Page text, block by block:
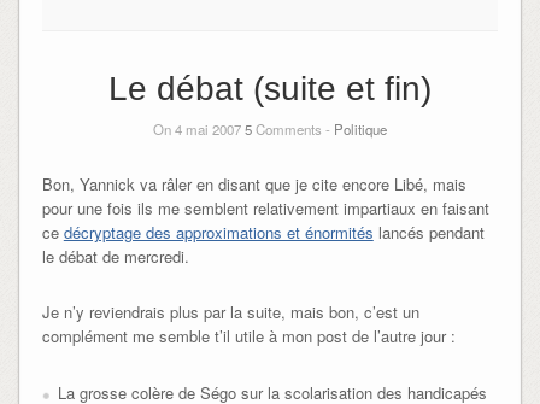
Le débat (suite et fin)
On 4 mai 20075Comments - Politique
Bon, Yannick va râler en disant que je cite encore Libé, mais
pour une fois ils me semblent relativement impartiaux en faisant
ce décryptage des approximations et énormités lancés pendant
le débat de mercredi.
Je n’y reviendrais plus par la suite, mais bon, c’est un
complément me semble t’il utile à mon post de l’autre jour :
La grosse colère de Ségo sur la scolarisation des handicapés